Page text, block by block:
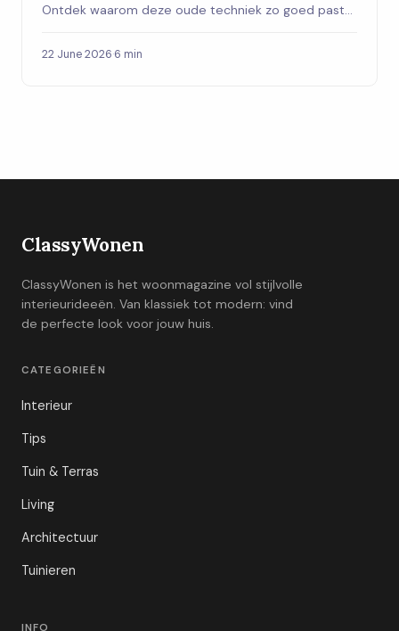
Ontdek waarom deze oude techniek zo goed past
22 June 2026·6 min
ClassyWonen
ClassyWonen is het woonmagazine vol stijlvolle
interieurideeën. Van klassiek tot modern: vind
de perfecte look voor jouw huis.
CATEGORIEËN
Interieur
Tips
Tuin & Terras
Living
Architectuur
Tuinieren
INFO